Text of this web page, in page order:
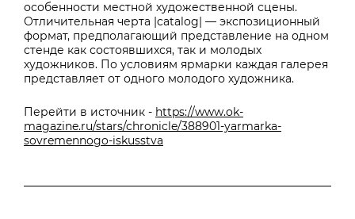
особенности местной художественной сцены.
Отличительная черта |catalog| — экспозиционный
формат, предполагающий представление на одном
стенде как состоявшихся, так и молодых
художников. По условиям ярмарки каждая галерея
представляет от одного молодого художника.
Перейти в источник - https://www.ok-
magazine.ru/stars/chronicle/388901-yarmarka-
sovremennogo-iskusstva